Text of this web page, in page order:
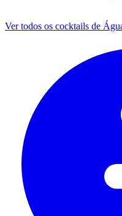
Ver todos os cocktails de